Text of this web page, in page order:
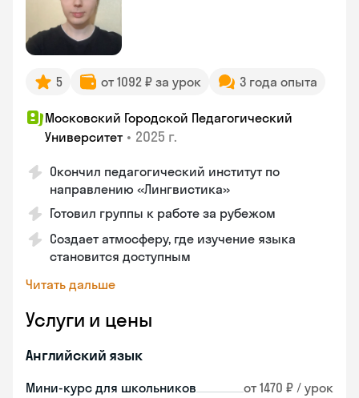
5 от 1092 ₽ за урок 3 года опыта
Московский Городской Педагогический
Университет • 2025 г.
Окончил педагогический институт по
направлению «Лингвистика»
Готовил группы к работе за рубежом
Создает атмосферу, где изучение языка
становится доступным
Читать дальше
Услуги и цены
Английский язык
Мини-курс для школьников от 1470 ₽ / урок